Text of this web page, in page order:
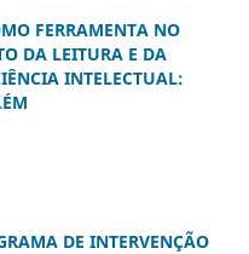
FERRAMENTA NO
DA LEITURA E DA
INTELECTUAL:
DE INTERVENÇÃO